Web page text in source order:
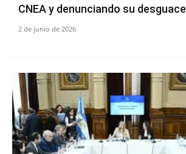
CNEA y denunciando su desguace
2 de junio de 2026